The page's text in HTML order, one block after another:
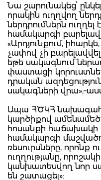
Նա շարունակեց՝
որակին ուղղվող
ներդրումներն
համակարգի
«Արդյունքում,
չափով չի
եթե սակագնում
փաստացի
դրական
սակագների
Ապա ՀԾԿՀ
կարծիքով ամենամեծ
հոսանքի հաճախակի
համակարգի
ռեսուրսները, որոնք
ուղղությանը,
կանխատեսվող նոր
են շատացել»: